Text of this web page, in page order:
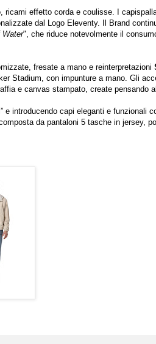
ricami effetto corda e coulisse. I
dal Logo Eleventy. Il Brand
Water", che riduce notevolmente il
fresate a mano e reinterpretazioni
Stadium, con impunture a mano. Gli
e canvas stampato, create pensando
e introducendo capi eleganti e funzionali
da pantaloni 5 tasche in jersey,